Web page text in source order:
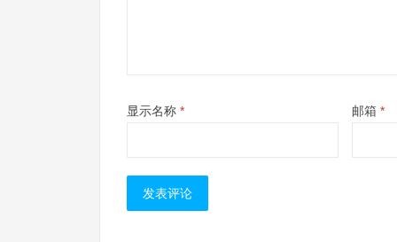
显示名称 * 邮箱 *